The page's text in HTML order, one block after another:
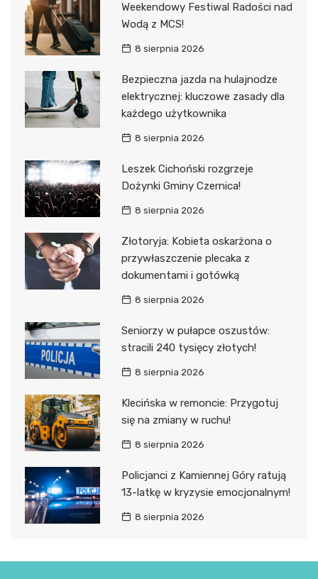
Weekendowy Festiwal Radości nad
Wodą z MCS!
8 sierpnia 2026
Bezpieczna jazda na hulajnodze
elektrycznej: kluczowe zasady dla
każdego użytkownika
8 sierpnia 2026
Leszek Cichoński rozgrzeje
Dożynki Gminy Czernica!
8 sierpnia 2026
Złotoryja: Kobieta oskarżona o
przywłaszczenie plecaka z
dokumentami i gotówką
8 sierpnia 2026
Seniorzy w pułapce oszustów:
stracili 240 tysięcy złotych!
8 sierpnia 2026
Klecińska w remoncie: Przygotuj
się na zmiany w ruchu!
8 sierpnia 2026
Policjanci z Kamiennej Góry ratują
13-latkę w kryzysie emocjonalnym!
8 sierpnia 2026